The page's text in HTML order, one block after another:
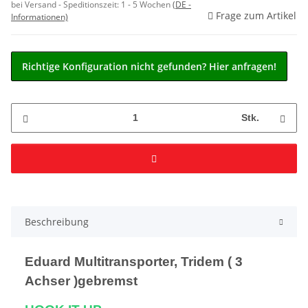
bei Versand - Speditionszeit: 1 - 5 Wochen(DE -
Informationen)
Frage zum Artikel
Richtige Konfiguration nicht gefunden? Hier anfragen!
Stk.
Beschreibung
Eduard Multitransporter, Tridem ( 3
Achser )gebremst